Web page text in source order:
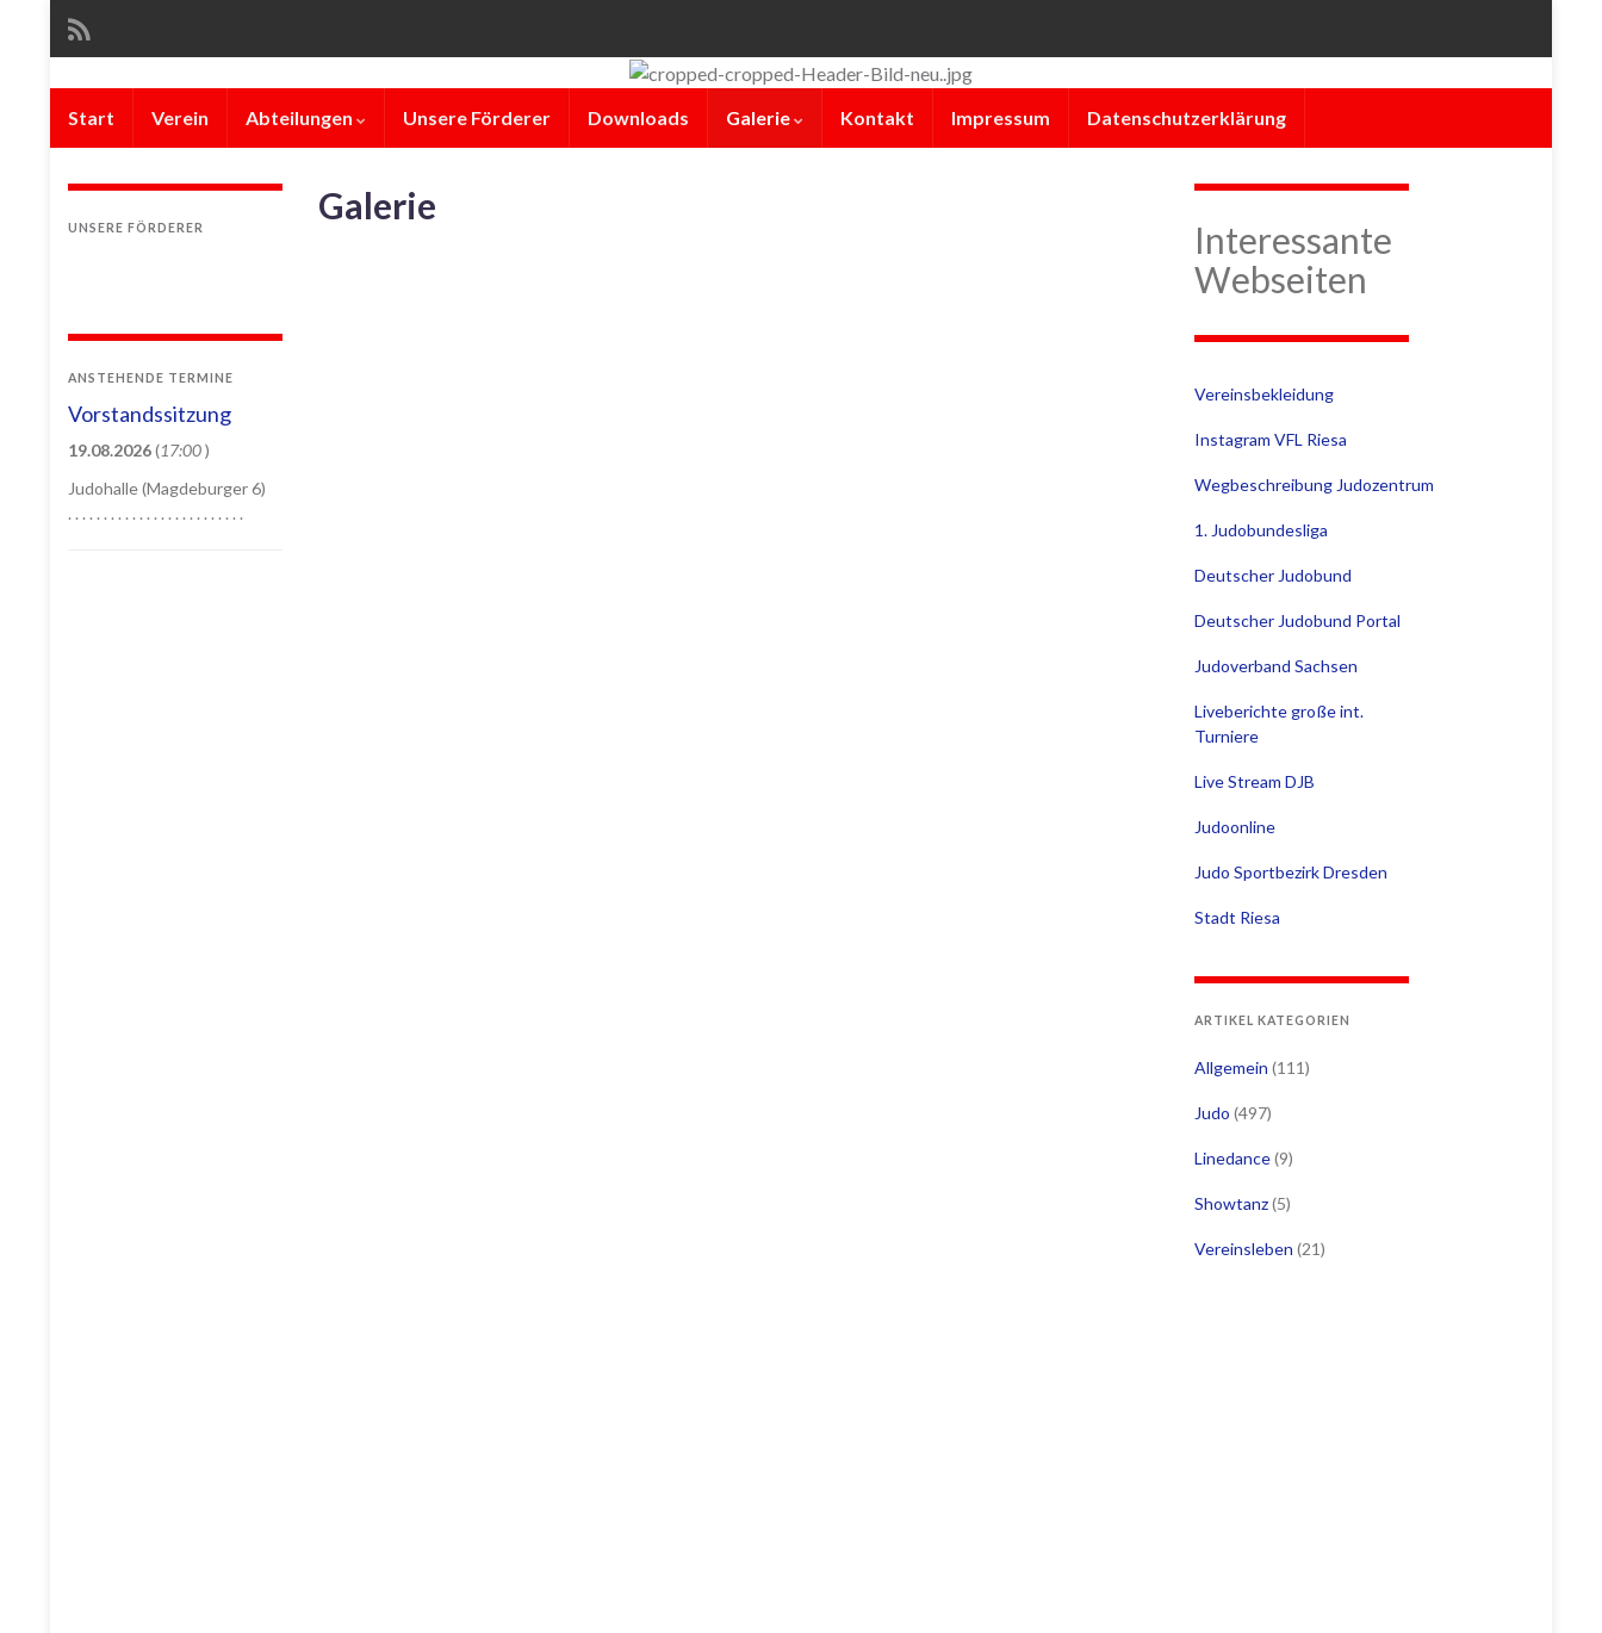
Start Verein Abteilungen Unsere Förderer Downloads Galerie Kontakt Impressum Datenschutzerklärung
Galerie
UNSERE FÖRDERER
ANSTEHENDE TERMINE
Vorstandssitzung
19.08.2026(17:00)
Judohalle (Magdeburger 6)
. . . . . . . . . . . . . . . . . . . . . . . . .
Interessante
Webseiten
Vereinsbekleidung
Instagram VFL Riesa
Wegbeschreibung Judozentrum
1. Judobundesliga
Deutscher Judobund
Deutscher Judobund Portal
Judoverband Sachsen
Liveberichte große int.
Turniere
Live Stream DJB
Judoonline
Judo Sportbezirk Dresden
Stadt Riesa
ARTIKEL KATEGORIEN
Allgemein (111)
Judo (497)
Linedance(9)
Showtanz(5)
Vereinsleben (21)